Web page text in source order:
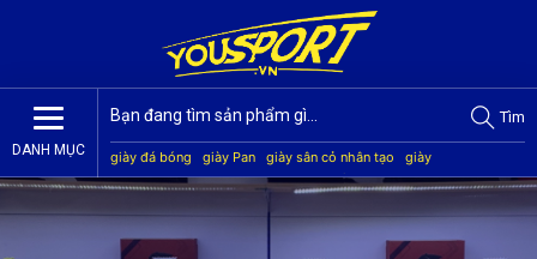
DANH MỤC
Tìm
giày đá bóng giày Pan giày sân cỏ nhân tạo
giày
Jogarbola
giày Mitre giày Akka quần áo bóng đá
giày